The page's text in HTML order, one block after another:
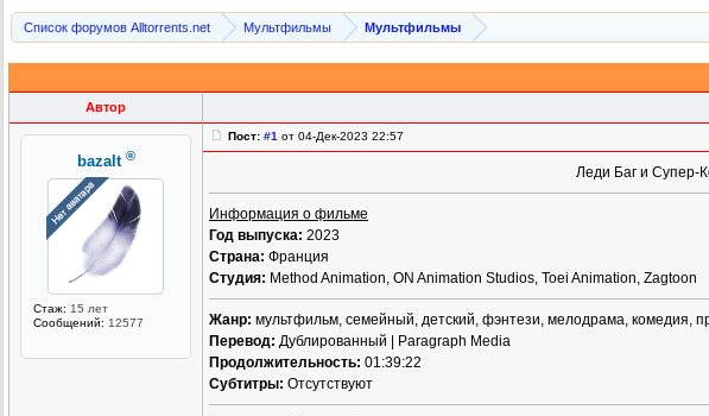
Список форумов Alltorrents.net Мультфильмы Мультфильмы
Автор
bazalt ®
Стаж: 15 лет
Сообщений: 12577
Пост: #1 от 04-Дек-2023 22:57
Леди Баг и Супер-
Информация о фильме
Год выпуска: 2023
Страна: Франция
Студия: Method Animation, ON Animation Studios, Toei Animation, Zagtoon
Жанр: мультфильм, семейный, детский, фэнтези, мелодрама, комедия,
Перевод: Дублированный | Paragraph Media
Продолжительность: 01:39:22
Субтитры: Отсутствуют